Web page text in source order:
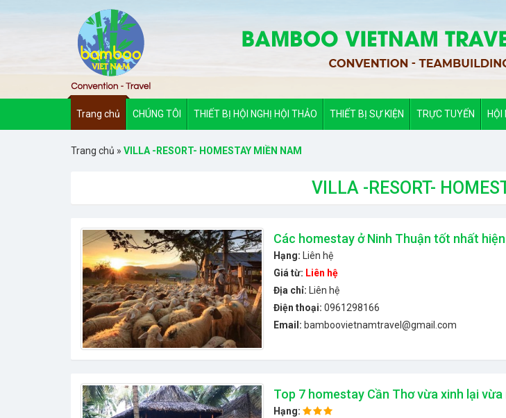
Trang chủ CHÚNG TÔI THIẾT BỊ HỘI NGHỊ HỘI THẢO THIẾT BỊ SỰ KIỆN TRỰC TUYẾN HỘI
Trang chủ » VILLA -RESORT- HOMESTAY MIỀN NAM
VILLA -RESORT-
Các homestay ở Ninh Thuận tốt nhất
Hạng:
Liên hệ
Giá từ: Liên hệ
Địa chỉ:
Liên hệ
Điện thoại:0961298166
Email: bamboovietnamtravel@gmail.com
Top 7 homestay Cần Thơ vừa xinh lại vừa
Hạng: